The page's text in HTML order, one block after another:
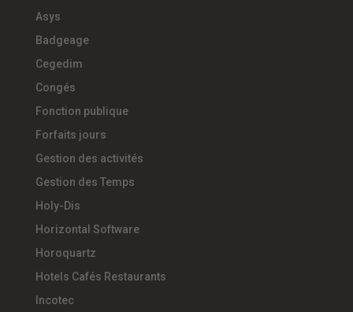
Asys
Badgeage
Cegedim
Congés
Fonction publique
Forfaits jours
Gestion des activités
Gestion des Temps
Holy-Dis
Horizontal Software
Horoquartz
Hotels Cafés Restaurants
Incotec